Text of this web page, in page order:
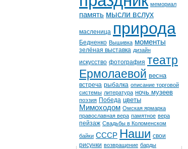
мемориал
память мысли вслух
масленица природа
Бедненко Вышивка моменты
зелёная выставка дизайн
искусство фотография театр
Ермолаевой весна
встреча рыбалка описание торговой
системы литература ночь музеев
поэзия Победа цветы
Мимоходом Омская ярмарка
православная вера памятное вера
пейзаж Свадьбы в Коломенском
байки СССР Наши свои
рисунки возвращение барды